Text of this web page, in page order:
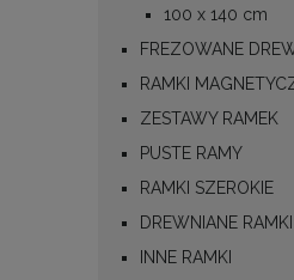
100 x 140 cm
FREZOWANE
RAMKI
ZESTAWY RAMEK
PUSTE RAMY
RAMKI SZEROKIE
DREWNIANE RAMKI
INNE RAMKI